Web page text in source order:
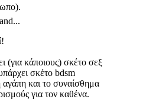
(για κάποιους) σκέτο σεξ
σκέτο bdsm
αγάπη και το συναίσθημα
για τον καθένα.